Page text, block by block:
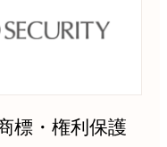
標・権利保護